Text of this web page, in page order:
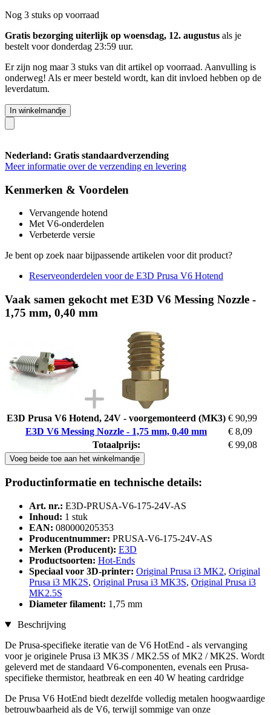
Nog 3 stuks op voorraad
Gratis bezorging uiterlijk op woensdag, 12. augustus als je
bestelt voordonderdag 23:59 uur.
Er zijn nog maar 3 stuks van dit artikel op voorraad. Aanvulling is
onderweg! Als er meer besteld wordt, kan dit invloed hebben op de
leverdatum.
In winkelmandje
Nederland: Gratis standaardverzending
Meer informatie over de verzending en levering
Kenmerken & Voordelen
Vervangende hotend
Met V6-onderdelen
Verbeterde versie
Je bent op zoek naar bijpassende artikelen voor dit product?
Reserveonderdelen voor de E3D Prusa V6 Hotend
Vaak samen gekocht met E3D V6 Messing Nozzle -
1,75 mm, 0,40 mm
E3D Prusa V6 Hotend, 24V - voorgemonteerd (MK3) € 90,99
E3D V6 Messing Nozzle - 1,75 mm, 0,40 mm
€ 8,09
Totaalprijs:
€ 99,08
Voeg beide toe aan het winkelmandje
Productinformatie en technische details:
Art. nr.: E3D-PRUSA-V6-175-24V-AS
Inhoud: 1 stuk
EAN: 080000205353
Producentnummer: PRUSA-V6-175-24V-AS
Merken (Producent): E3D
Productsoorten: Hot-Ends
Speciaal voor 3D-printer: Original Prusa i3 MK2, Original
Prusa i3 MK2S, Original Prusa i3 MK3S, Original Prusa i3
MK2.5S
Diameter filament: 1,75 mm
Beschrijving
De Prusa-specifieke iteratie van de V6 HotEnd - als vervanging
voor je originele Prusa i3 MK3S / MK2.5S of MK2 / MK2S. Wordt
geleverd met de standaard V6-componenten, evenals een Prusa-
specifieke thermistor, heatbreak en een 40 W heating cardridge
De Prusa V6 HotEnd biedt dezelfde volledig metalen hoogwaardige
betrouwbaarheid als de V6, terwijl sommige van onze